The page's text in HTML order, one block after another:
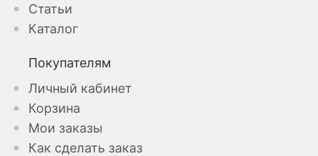
Статьи
Каталог
Покупателям
Личный кабинет
Корзина
Мои заказы
Как сделать заказ